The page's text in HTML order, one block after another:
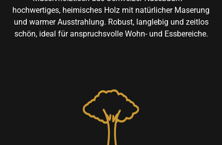
hochwertiges, heimisches Holz mit natürlicher Maserung
und warmer Ausstrahlung. Robust, langlebig und zeitlos
schön, ideal für anspruchsvolle Wohn- und Essbereiche.